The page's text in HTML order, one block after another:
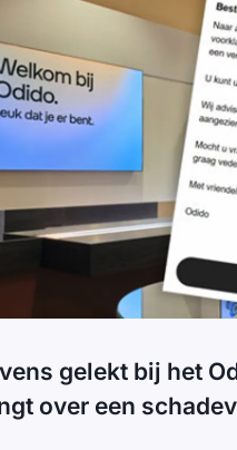
gelekt bij het
over een